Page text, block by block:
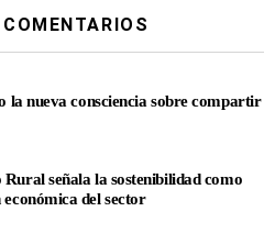
la nueva consciencia sobre compartir
señala la sostenibilidad como
del sector